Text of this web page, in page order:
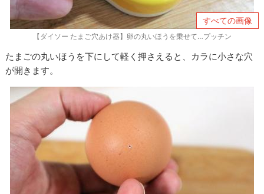
すべての画像
【ダイソー たまご穴あけ器】卵の丸いほうを乗せて…プッチン
たまごの丸いほうを下にして軽く押さえると、カラに小さな穴
が開きます。